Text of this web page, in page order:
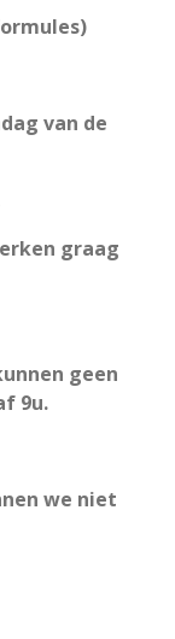
van de
graag
geen
9u.
we niet